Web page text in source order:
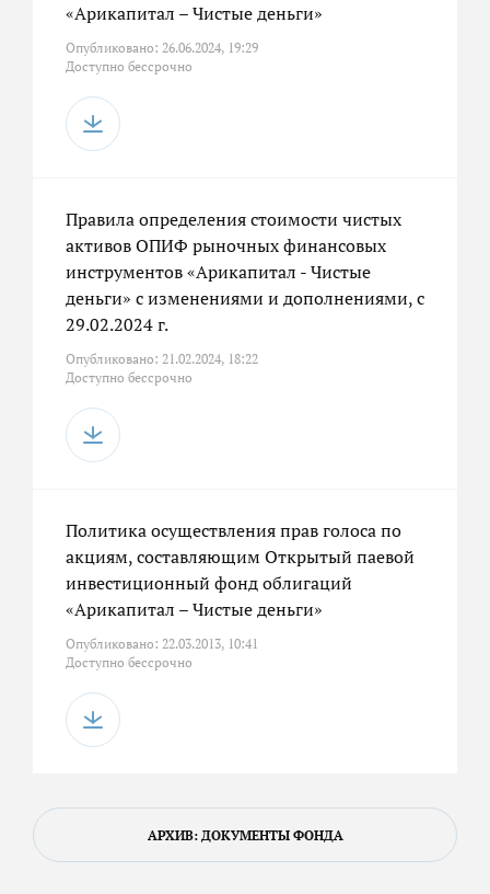
«Арикапитал – Чистые деньги»
Опубликовано: 26.06.2024, 19:29
Доступно бессрочно
Правила определения стоимости чистых
активов ОПИФ рыночных финансовых
инструментов «Арикапитал - Чистые
деньги» с изменениями и дополнениями, с
29.02.2024 г.
Опубликовано: 21.02.2024, 18:22
Доступно бессрочно
Политика осуществления прав голоса по
акциям, составляющим Открытый паевой
инвестиционный фонд облигаций
«Арикапитал – Чистые деньги»
Опубликовано: 22.03.2013, 10:41
Доступно бессрочно
АРХИВ: ДОКУМЕНТЫ ФОНДА